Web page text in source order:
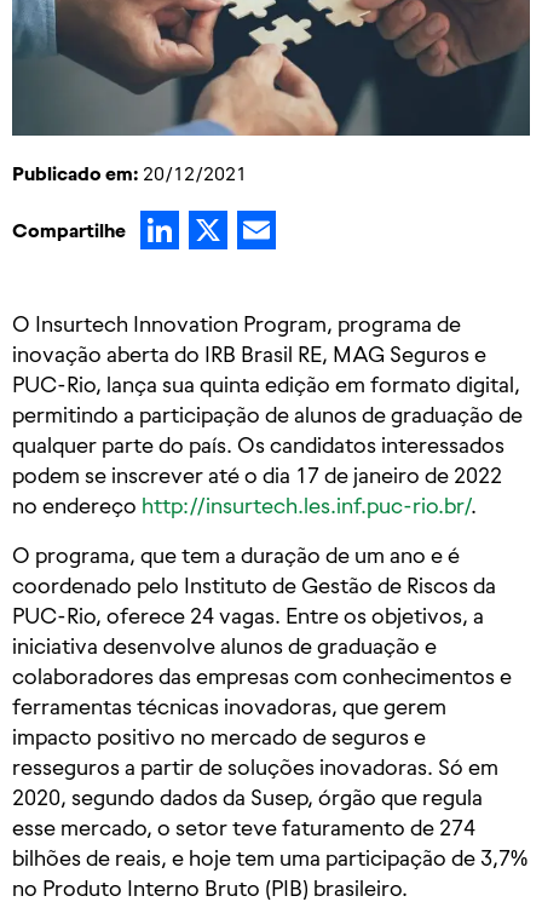
Publicado em: 20/12/2021
Compartilhe LinkedIn
X
O Insurtech Innovation Program, programa de
inovação aberta do IRB Brasil RE, MAG Seguros e
PUC-Rio, lança sua quinta edição em formato digital,
permitindo a participação de alunos de graduação de
qualquer parte do país. Os candidatos interessados
podem se inscrever até o dia 17 de janeiro de 2022
no endereço http://insurtech.les.inf.puc-rio.br/.
O programa, que tem a duração de um ano e é
coordenado pelo Instituto de Gestão de Riscos da
PUC-Rio, oferece 24 vagas. Entre os objetivos, a
iniciativa desenvolve alunos de graduação e
colaboradores das empresas com conhecimentos e
ferramentas técnicas inovadoras, que gerem
impacto positivo no mercado de seguros e
resseguros a partir de soluções inovadoras. Só em
2020, segundo dados da Susep, órgão que regula
esse mercado, o setor teve faturamento de 274
bilhões de reais, e hoje tem uma participação de 3,7%
no Produto Interno Bruto (PIB) brasileiro.